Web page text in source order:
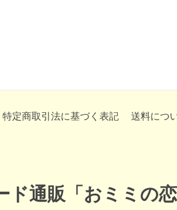
特定商取引法に基づく表記 送料につ
ド通販「おミミの恋